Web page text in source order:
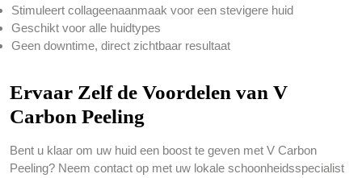
Stimuleert collageenaanmaak voor een stevigere huid
Geschikt voor alle huidtypes
Geen downtime, direct zichtbaar resultaat
Ervaar Zelf de Voordelen van V
Carbon Peeling
Bent u klaar om uw huid een boost te geven met V Carbon
Peeling? Neem contact op met uw lokale schoonheidsspecialist